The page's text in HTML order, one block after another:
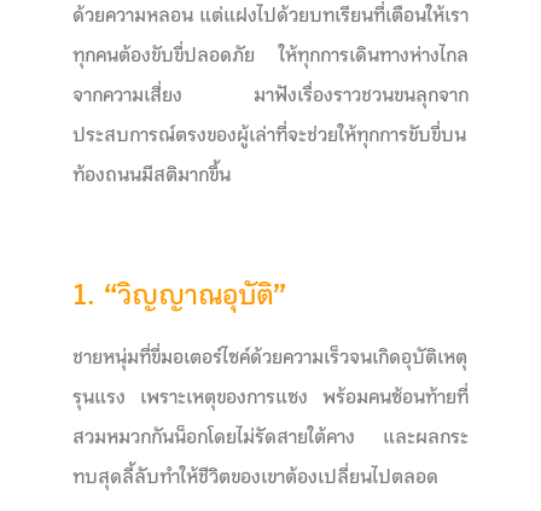
ด้วยความหลอน แต่แฝงไปด้วยบทเรียนที่เตือนให้เรา
ทุกคนต้องขับขี่ปลอดภัย ให้ทุกการเดินทางห่างไกล
จากความเสี่ยง มาฟังเรื่องราวชวนขนลุกจาก
ประสบการณ์ตรงของผู้เล่าที่จะช่วยให้ทุกการขับขี่บน
ท้องถนนมีสติมากขึ้น
1. “วิญญาณอุบัติ”
ชายหนุ่มที่ขี่มอเตอร์ไซค์ด้วยความเร็วจนเกิดอุบัติเหตุ
รุนแรง เพราะเหตุของการแซง พร้อมคนซ้อนท้ายที่
สวมหมวกกันน็อกโดยไม่รัดสายใต้คาง และผลกระ
ทบสุดลี้ลับทำให้ชีวิตของเขาต้องเปลี่ยนไปตลอด